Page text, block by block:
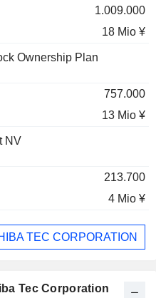
1.009.000
18 Mio ¥
Ownership Plan
757.000
13 Mio ¥
NV
213.700
4 Mio ¥
TEC CORPORATION
Tec Corporation